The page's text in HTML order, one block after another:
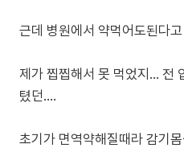
근데 병원에서 약먹어도된다
제가 찝찝해서 못 먹었지… 전
텼던….
초기가 면역약해질때라 감기